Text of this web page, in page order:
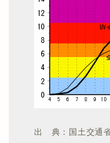
出 典：国土交通